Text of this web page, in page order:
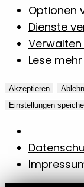
Optionen
Dienste
Lese
Akzeptieren
Einstellungen